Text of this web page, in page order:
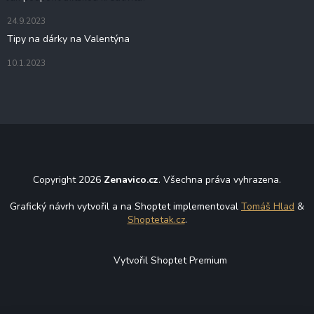
24.9.2023
Tipy na dárky na Valentýna
10.1.2023
Copyright 2026 Zenavico.cz. Všechna práva vyhrazena.
Grafický návrh vytvořil a na Shoptet implementoval Tomáš Hlad &
Shoptetak.cz.
Vytvořil Shoptet Premium